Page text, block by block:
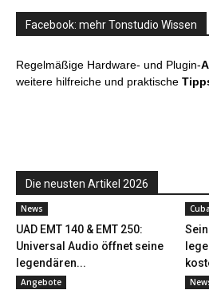
Facebook: mehr Tonstudio Wissen
Regelmäßige Hardware- und Plugin-
weitere hilfreiche und praktische
Die neusten Artikel 2026
News
UAD EMT 140 & EMT 250:
Universal Audio öffnet seine
legendären...
Angebote